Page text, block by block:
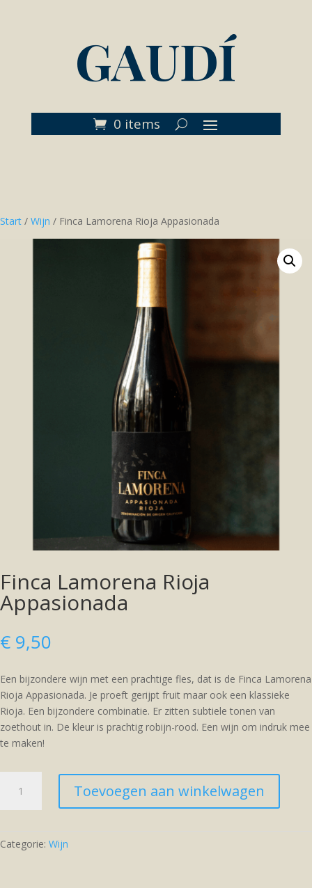
GAUDÍ
0 items
Start / Wijn / Finca Lamorena Rioja Appasionada
Finca Lamorena Rioja
Appasionada
€ 9,50
Een bijzondere wijn met een prachtige fles, dat is de Finca Lamorena
Rioja Appasionada. Je proeft gerijpt fruit maar ook een klassieke
Rioja. Een bijzondere combinatie. Er zitten subtiele tonen van
zoethout in. De kleur is prachtig robijn-rood. Een wijn om indruk mee
te maken!
Lamorena
Rioja
aantal
Toevoegen aan winkelwagen
Categorie: Wijn